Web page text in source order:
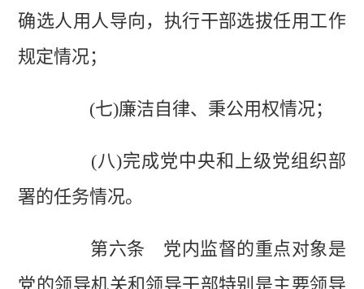
确选人用人导向，执行干部选拔任用工作
规定情况；
(七)廉洁自律、秉公用权情况；
(八)完成党中央和上级党组织部
署的任务情况。
第六条 党内监督的重点对象是
党的领导机关和领导干部特别是主要领导